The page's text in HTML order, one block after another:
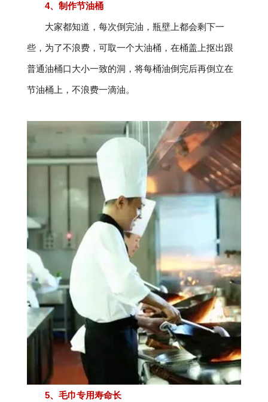
4、制作节油桶
大家都知道，每次倒完油，瓶壁上都会剩下一
些，为了不浪费，可取一个大油桶，在桶盖上抠出跟
普通油桶口大小一致的洞，将每桶油倒完后再倒立在
节油桶上，不浪费一滴油。
5、毛巾专用寿命长